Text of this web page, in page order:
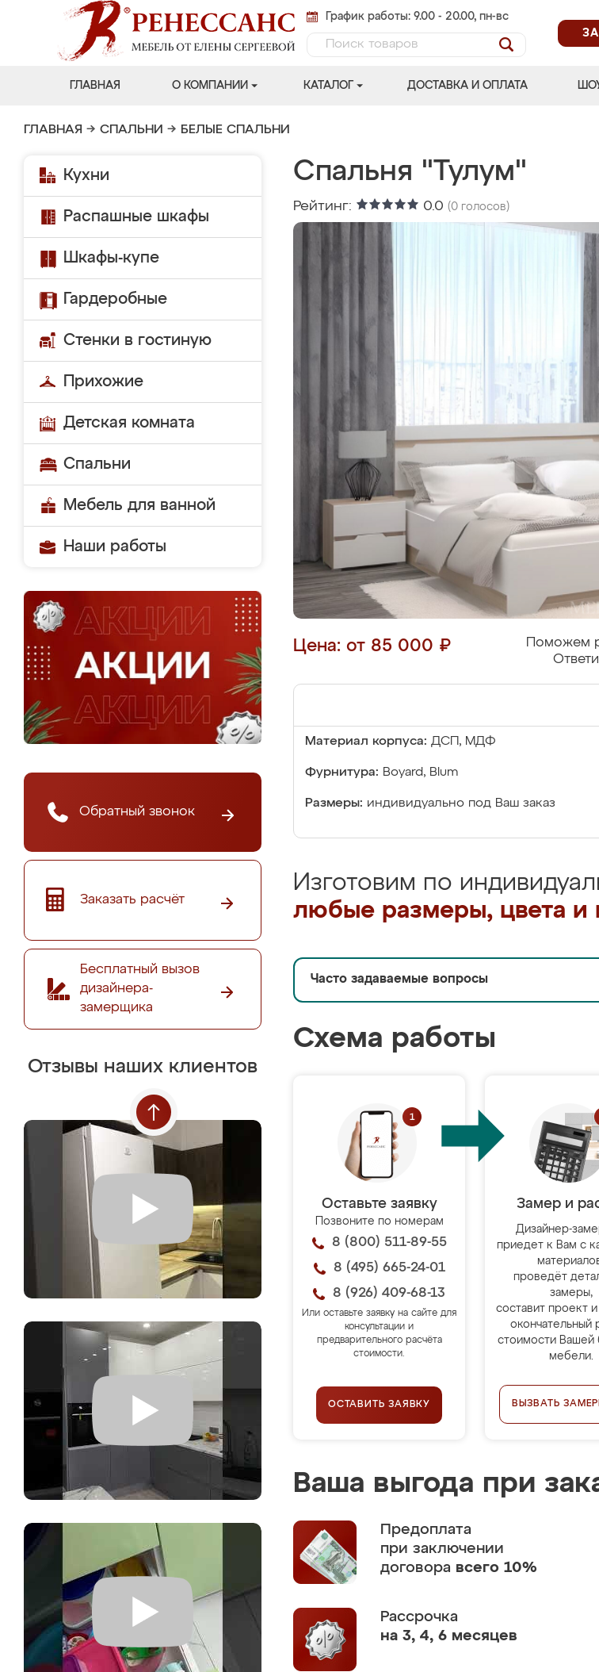
График работы: 9.00 - 20.00, пн-вс
ГЛАВНАЯ О КОМПАНИИ КАТАЛОГ ДОСТАВКА И ОПЛАТА
ГЛАВНАЯ → СПАЛЬНИ → БЕЛЫЕ СПАЛЬНИ
Кухни
Распашные шкафы
Шкафы-купе
Гардеробные
Стенки в гостиную
Прихожие
Детская комната
Спальни
Мебель для ванной
Наши работы
Обратный звонок
Заказать расчёт
Бесплатный вызов
дизайнера-
замерщика
Отзывы наших клиентов
Спальня "Тулум"
Рейтинг: 0.0 (0 голосов)
Цена: от 85 000 ₽
Поможем
Материал корпуса: ДСП, МДФ
Фурнитура: Boyard, Blum
Размеры: индивидуально под Ваш заказ
Изготовим по
любые размеры, цвета и
Часто задаваемые вопросы
Схема работы
Оставьте заявку
Позвоните по номерам
8 (800) 511-89-55
8 (495) 665-24-01
8 (926) 409-68-13
Или оставьте заявку на сайте для
консультации и
предварительного расчёта
стоимости.
ОСТАВИТЬ ЗАЯВКУ
Замер и
Дизайнер-
приедет к Вам с
проведёт
замеры,
составит проект
окончательный
стоимости Вашей
мебели.
ВЫЗВАТЬ
Ваша выгода при
Предоплата
при заключении
договора всего 10%
Рассрочка
на 3, 4, 6 месяцев